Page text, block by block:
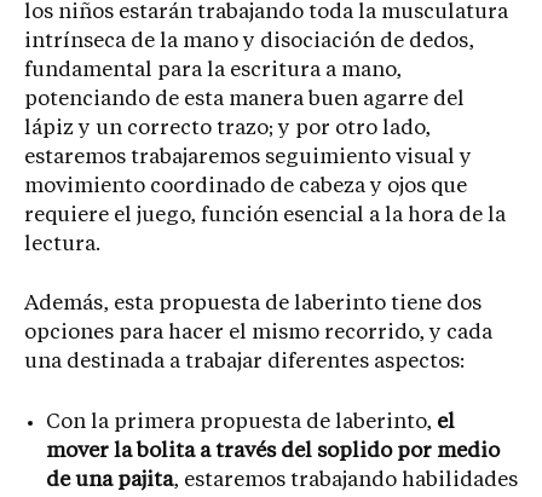
los niños estarán trabajando toda la musculatura
intrínseca de la mano y disociación de dedos,
fundamental para la escritura a mano,
potenciando de esta manera buen agarre del
lápiz y un correcto trazo; y por otro lado,
estaremos trabajaremos seguimiento visual y
movimiento coordinado de cabeza y ojos que
requiere el juego, función esencial a la hora de la
lectura.
Además, esta propuesta de laberinto tiene dos
opciones para hacer el mismo recorrido, y cada
una destinada a trabajar diferentes aspectos:
Con la primera propuesta de laberinto, el
mover la bolita a través del soplido por medio
de una pajita, estaremos trabajando habilidades